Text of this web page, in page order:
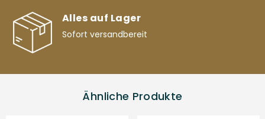
Alles auf Lager
Sofort versandbereit
Ähnliche Produkte